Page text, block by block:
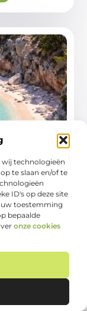
wij technologieën
te slaan en/of te
ID's op deze site
uw toestemming
bepaalde
onze cookies
X (Twitter)
on